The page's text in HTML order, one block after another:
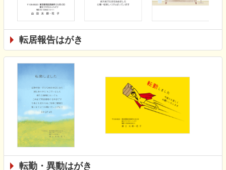
転居報告はがき
転勤・異動はがき